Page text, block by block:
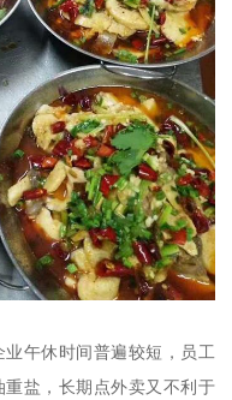
午休时间普遍较短，员工
盐，长期点外卖又不利于